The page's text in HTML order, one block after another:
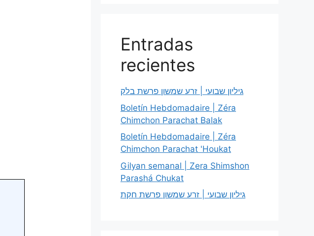
Entradas
recientes
גיליון שבועי | זרע שמשון פרשת בלק
Boletín Hebdomadaire | Zéra
Chimchon Parachat Balak
Boletín Hebdomadaire | Zéra
Chimchon Parachat 'Houkat
Gilyan semanal | Zera Shimshon
Parashá Chukat
גיליון שבועי | זרע שמשון פרשת חקת